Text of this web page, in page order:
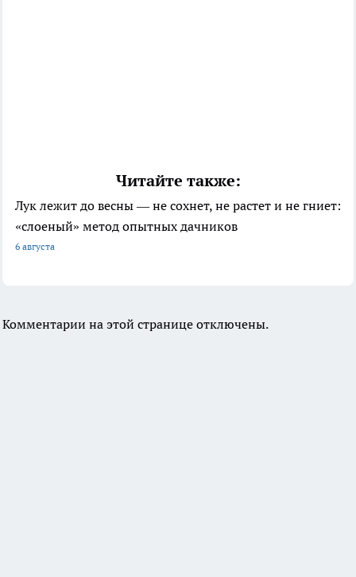
Читайте также:
Лук лежит до весны — не сохнет, не растет и не гниет:
«слоеный» метод опытных дачников
6 августа
Комментарии на этой странице отключены.